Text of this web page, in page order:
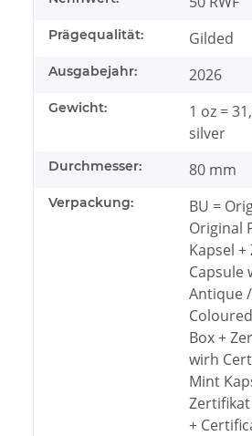
Prägequalität: Gilded
Ausgabejahr: 2026
Gewicht:
1 oz =
silver
Durchmesser: 80 mm
Verpackung:
BU =
Original
Kapsel
Capsule
Antique
Box +
wirh
Mint
Zertifikat
+